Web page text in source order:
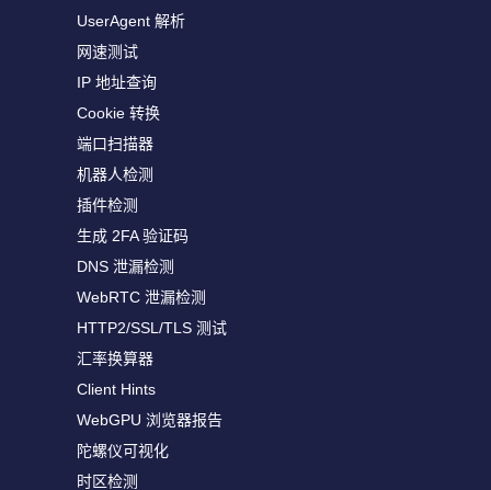
UserAgent 解析
网速测试
IP 地址查询
Cookie 转换
端口扫描器
机器人检测
插件检测
生成 2FA 验证码
DNS 泄漏检测
WebRTC 泄漏检测
HTTP2/SSL/TLS 测试
汇率换算器
Client Hints
WebGPU 浏览器报告
陀螺仪可视化
时区检测